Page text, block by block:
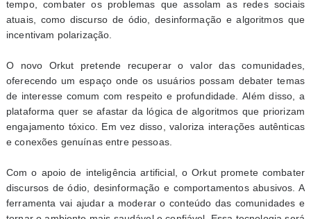
tempo, combater os problemas que assolam as redes sociais
atuais, como discurso de ódio, desinformação e algoritmos que
incentivam polarização.
O novo Orkut pretende recuperar o valor das comunidades,
oferecendo um espaço onde os usuários possam debater temas
de interesse comum com respeito e profundidade. Além disso, a
plataforma quer se afastar da lógica de algoritmos que priorizam
engajamento tóxico. Em vez disso, valoriza interações autênticas
e conexões genuínas entre pessoas.
Com o apoio de inteligência artificial, o Orkut promete combater
discursos de ódio, desinformação e comportamentos abusivos. A
ferramenta vai ajudar a moderar o conteúdo das comunidades e